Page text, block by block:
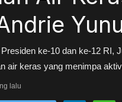
ke-10 dan ke-12 RI,
air keras yang menimpa
lalu